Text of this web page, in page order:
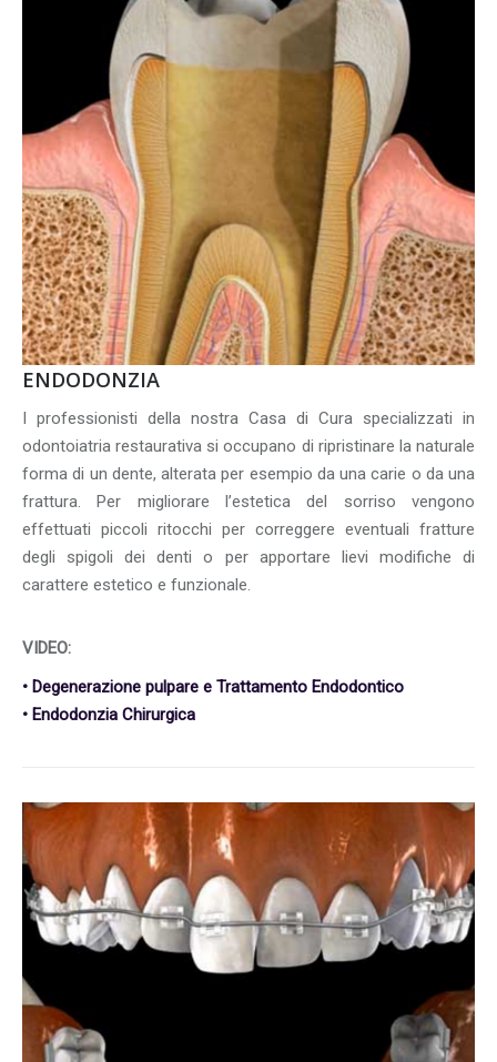
ENDODONZIA
I professionisti della nostra Casa di Cura specializzati in
odontoiatria restaurativa si occupano di ripristinare la naturale
forma di un dente, alterata per esempio da una carie o da una
frattura. Per migliorare l’estetica del sorriso vengono
effettuati piccoli ritocchi per correggere eventuali fratture
degli spigoli dei denti o per apportare lievi modifiche di
carattere estetico e funzionale.
VIDEO:
• Degenerazione pulpare e Trattamento Endodontico
• Endodonzia Chirurgica